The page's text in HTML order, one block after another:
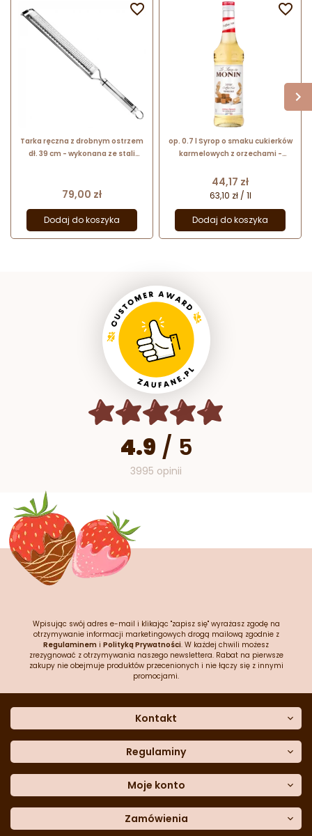
Tarka ręczna z drobnym ostrzem
dł. 39 cm - wykonana ze stali
Cena
79,00 zł
Dodaj do koszyka

op. 0.7 l Syrop o smaku cukierków
karmelowych z orzechami -
szklana butelka
Cena
44,17 zł
63,10 zł / 1l
Dodaj do koszyka

4.9 / 5
3995 opinii
Wpisując swój adres e-mail i klikając "zapisz się" wyrażasz zgodę na
otrzymywanie informacji marketingowych drogą mailową zgodnie z
Regulaminem i Polityką Prywatności. W każdej chwili możesz
zrezygnować z otrzymywania naszego newslettera. Rabat na pierwsze
zakupy nie obejmuje produktów przecenionych i nie łączy się z innymi
promocjami.
Kontakt
Dane kontaktowe
Często zadawane pytania
Sklep stacjonarny
Formularz kontaktowy
Blog
Regulaminy
Polityka prywatności
Polityka cookies
Polityka reklamacji
Polityka zwrotów
Moje konto
Moje dane
Historia zamówień
Zamówienia